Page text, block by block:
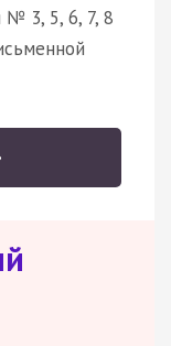
№ 3, 5, 6, 7, 8